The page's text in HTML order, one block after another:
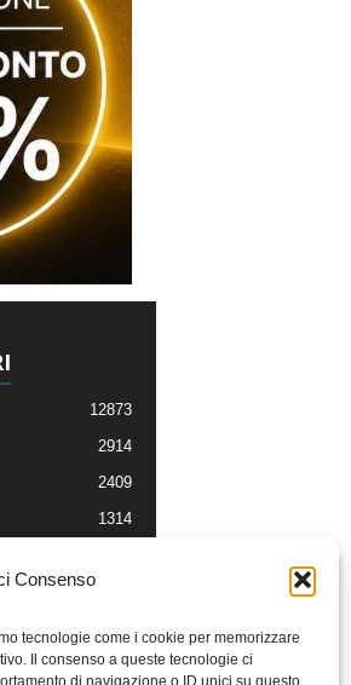
Consenso
tecnologie come i cookie per memorizzare
Il consenso a queste tecnologie ci
di navigazione o ID unici su questo
12873
2914
2409
1314